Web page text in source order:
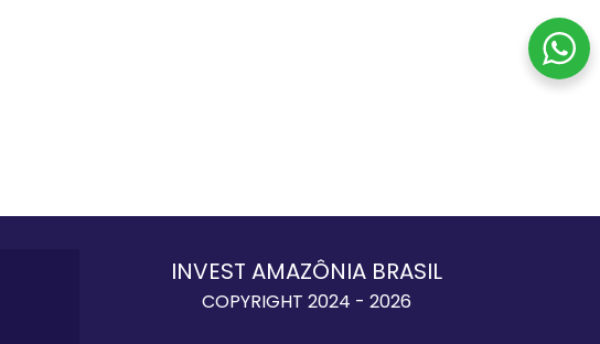
INVEST AMAZÔNIA BRASIL
COPYRIGHT 2024 - 2026